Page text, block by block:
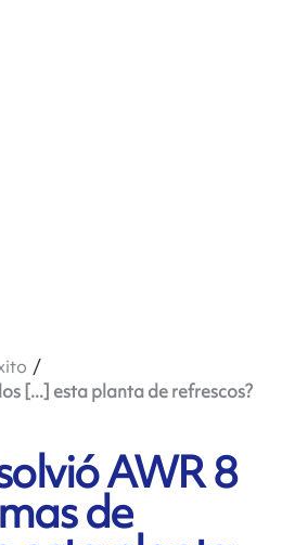
[...] esta planta de refrescos?
AWR 8
de